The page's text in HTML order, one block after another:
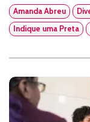
Amanda Abreu
Indique uma Preta